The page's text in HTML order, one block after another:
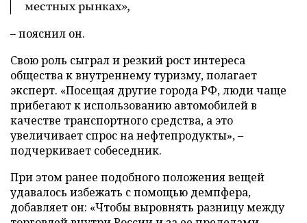
местных рынках»,
– пояснил он.
Свою роль сыграл и резкий рост интереса
общества к внутреннему туризму, полагает
эксперт. «Посещая другие города РФ, люди чаще
прибегают к использованию автомобилей в
качестве транспортного средства, а это
увеличивает спрос на нефтепродукты», –
подчеркивает собеседник.
При этом ранее подобного положения вещей
удавалось избежать с помощью демпфера,
добавляет он: «Чтобы выровнять разницу между